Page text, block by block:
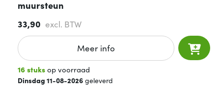
muursteun
33,90 excl. BTW
Meer info
16 stuksop voorraad
Dinsdag 11-08-2026 geleverd